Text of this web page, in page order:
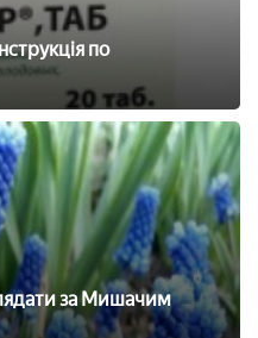
по
за Мишачим